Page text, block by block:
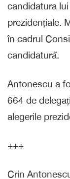
candidatura
prezidențiale.
în cadrul
candidatură.
Antonescu a
664 de
alegerile
+++
Crin